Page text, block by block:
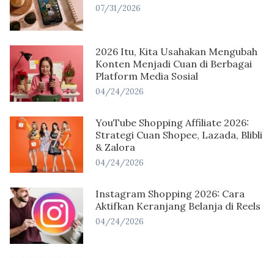
07/31/2026
2026 Itu, Kita Usahakan Mengubah
Konten Menjadi Cuan di Berbagai
Platform Media Sosial
04/24/2026
YouTube Shopping Affiliate 2026:
Strategi Cuan Shopee, Lazada, Blibli
& Zalora
04/24/2026
Instagram Shopping 2026: Cara
Aktifkan Keranjang Belanja di Reels
04/24/2026